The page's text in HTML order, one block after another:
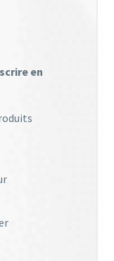
en